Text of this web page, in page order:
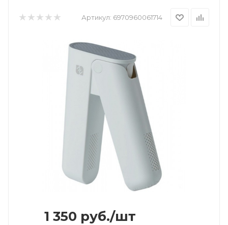
Артикул: 6970960061714
1 350 руб./шт